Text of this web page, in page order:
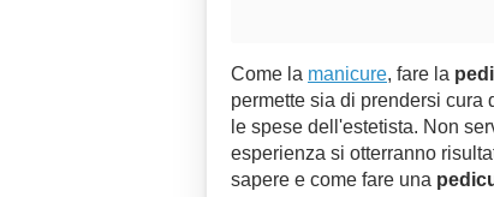
Come la manicure, fare la
permette sia di prendersi cura
le spese dell'estetista. Non
esperienza si otterranno
sapere e come fare una